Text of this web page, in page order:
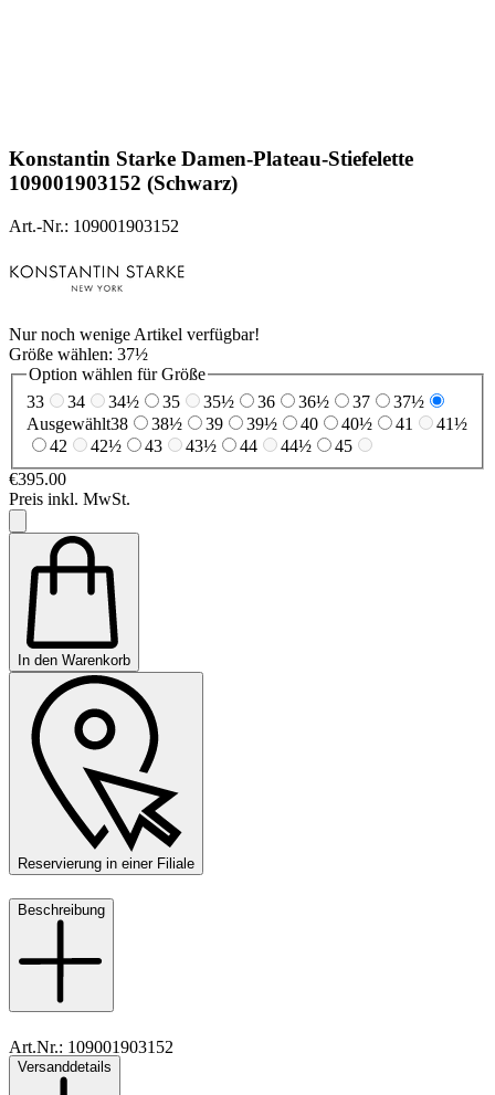
Konstantin Starke Damen-Plateau-Stiefelette
109001903152 (Schwarz)
Art.-Nr.: 109001903152
Nur noch wenige Artikel verfügbar!
Größe wählen: 37½
Option wählen für Größe
33
34 34½ 35 35½ 36 36½ 37
37½
Ausgewählt38 38½ 39 39½ 40 40½ 41
41½
42
42½ 43 43½ 44 44½
45
€395.00
Preis inkl. MwSt.
In den Warenkorb
Reservierung in einer Filiale
Beschreibung
Art.Nr.: 109001903152
Material: Leder
Versanddetails